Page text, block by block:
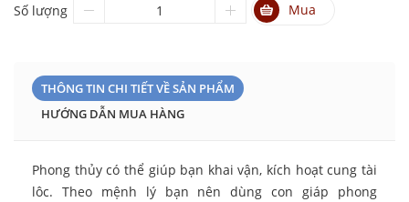
Số lượng Mua
THÔNG TIN CHI TIẾT VỀ SẢN PHẨM
HƯỚNG DẪN MUA HÀNG
Phong thủy có thể giúp bạn khai vận, kích hoạt cung tài
lôc. Theo mệnh lý bạn nên dùng con giáp phong